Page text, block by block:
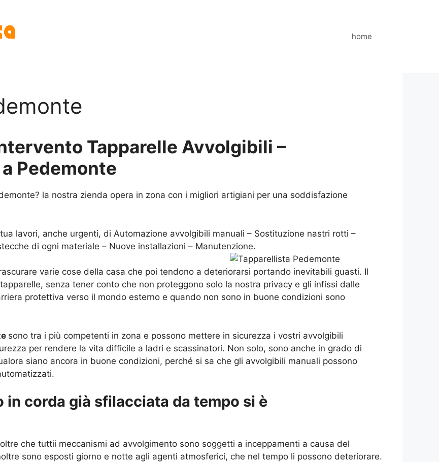
home
Tapparelle Avvolgibili –
Pedemonte
la nostra zienda opera in zona con i migliori artigiani per una soddisfazione
lavori, anche urgenti, di Automazione avvolgibili manuali – Sostituzione nastri rotti –
di ogni materiale – Nuove installazioni – Manutenzione.
varie cose della casa che poi tendono a deteriorarsi portando inevitabili guasti. Il
senza tener conto che non proteggono solo la nostra privacy e gli infissi dalle
protettiva verso il mondo esterno e quando non sono in buone condizioni sono
sono tra i più competenti in zona e possono mettere in sicurezza i vostri avvolgibili
per rendere la vita difficile a ladri e scassinatori. Non solo, sono anche in grado di
siano ancora in buone condizioni, perché si sa che gli avvolgibili manuali possono
in corda già sfilacciata da tempo si è
che tuttii meccanismi ad avvolgimento sono soggetti a inceppamenti a causa del
sono esposti giorno e notte agli agenti atmosferici, che nel tempo li possono deteriorare.